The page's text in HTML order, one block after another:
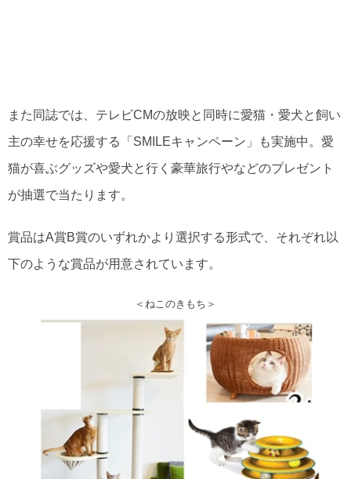
また同誌では、テレビCMの放映と同時に愛猫・愛犬と飼い
主の幸せを応援する「SMILEキャンペーン」も実施中。愛
猫が喜ぶグッズや愛犬と行く豪華旅行やなどのプレゼント
が抽選で当たります。
賞品はA賞B賞のいずれかより選択する形式で、それぞれ以
下のような賞品が用意されています。
＜ねこのきもち＞